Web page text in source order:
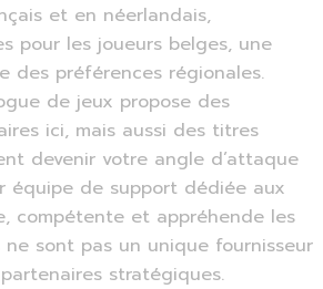
et en néerlandais,
pour les joueurs belges, une
des préférences régionales.
de jeux propose des
ici, mais aussi des titres
devenir votre angle d’attaque
équipe de support dédiée aux
compétente et appréhende les
sont pas un unique fournisseur
stratégiques.